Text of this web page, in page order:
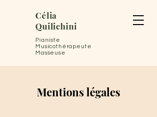
Célia
Quilichini
Pianiste
Musicothérapeute
Masseuse
Mentions légales